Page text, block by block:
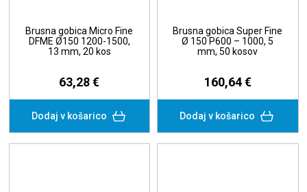
Brusna gobica Micro Fine
DFME Ø150 1200-1500,
13 mm, 20 kos
63,28 €
Dodaj v košarico
Brusna gobica Super Fine
Ø 150 P600 – 1000, 5
mm, 50 kosov
160,64 €
Dodaj v košarico